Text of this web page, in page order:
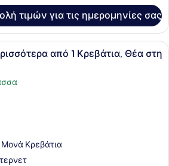
τιμών για τις ημερομηνίες σας
Ένα δωμάτιο ξενοδοχείου με δύο
από 1 Κρεβάτια, Θέα στη
Μονά Κρεβάτια